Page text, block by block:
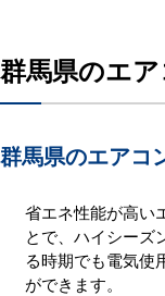
群馬県のエ
群馬県のエアコ
省エネ性能が高い
とで、ハイシーズ
る時期でも電気使
ができます。